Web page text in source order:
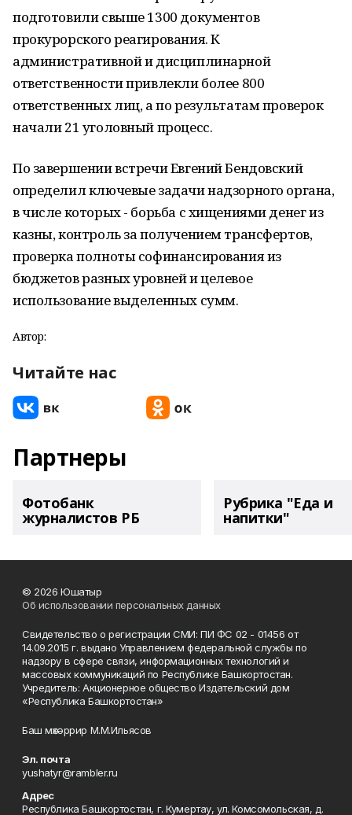
подготовили свыше 1300 документов
прокурорского реагирования. К
административной и дисциплинарной
ответственности привлекли более 800
ответственных лиц, а по результатам проверок
начали 21 уголовный процесс.
По завершении встречи Евгений Бендовский
определил ключевые задачи надзорного органа,
в числе которых - борьба с хищениями денег из
казны, контроль за получением трансфертов,
проверка полноты софинансирования из
бюджетов разных уровней и целевое
использование выделенных сумм.
Автор:
Читайте нас
Партнеры
Фотобанк
журналистов РБ
Рубрика "Еда и
напитки"
© 2026 Юшатыр
Об использовании персональных данных
Свидетельство о регистрации СМИ: ПИ ФС 02 - 01456 от
14.09.2015 г. выдано Управлением федеральной службы по
надзору в сфере связи, информационных технологий и
массовых коммуникаций по Республике Башкортостан.
Учредитель: Акционерное общество Издательский дом
«Республика Башкортостан»
Баш мөхәррир М.М.Ильясов
Эл. почта
yushatyr@rambler.ru
Адрес
Республика Башкортостан, г. Кумертау, ул. Комсомольская, д.